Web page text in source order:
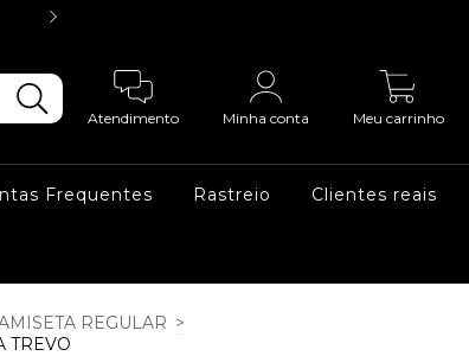
Atendimento Minha conta Meu carrinho
Frequentes Rastreio Clientes reais
REGULAR >
TREVO